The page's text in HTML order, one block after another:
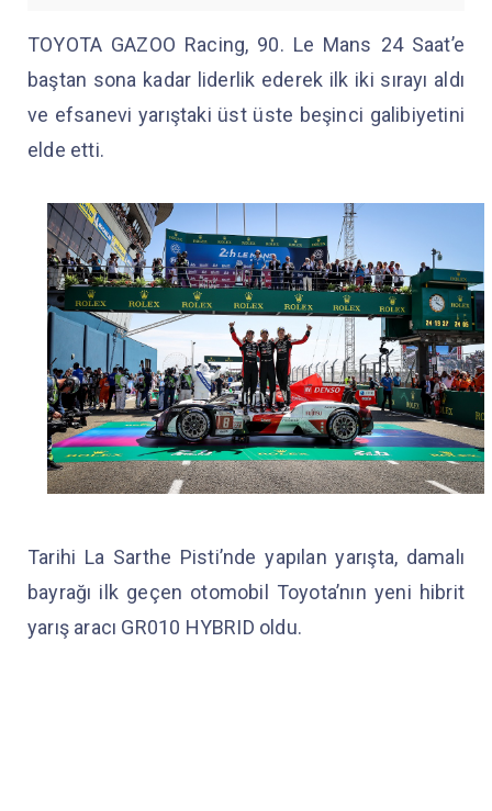
TOYOTA GAZOO Racing, 90. Le Mans 24 Saat’e
baştan sona kadar liderlik ederek ilk iki sırayı aldı
ve efsanevi yarıştaki üst üste beşinci galibiyetini
elde etti.
Tarihi La Sarthe Pisti’nde yapılan yarışta, damalı
bayrağı ilk geçen otomobil Toyota’nın yeni hibrit
yarış aracı GR010 HYBRID oldu.